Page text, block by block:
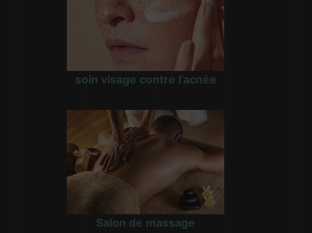
soin visage contre l'acnée
Salon de massage